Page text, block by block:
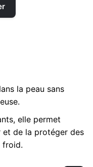
la peau sans
elle permet
et de la protéger des
froid.